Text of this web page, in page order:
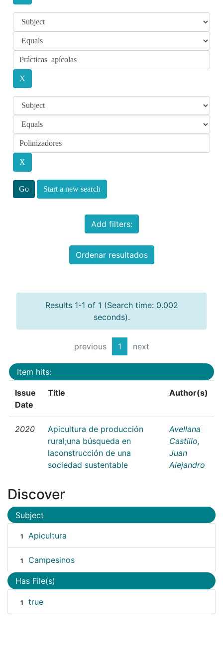
Start a new search
Add filters:
Ordenar resultados
Results 1-1 of 1 (Search time: 0.002
seconds).
previous 1 next
Item hits:
Issue
Date
Title Author(s)
2020
Apicultura de producción
rural;una búsqueda en
laconstrucción de una
sociedad sustentable
Avellana
Castillo,
Juan
Alejandro
Discover
Subject
1 Apicultura
1 Campesinos
Has File(s)
1 true